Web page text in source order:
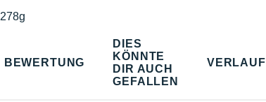
278g
BEWERTUNG
DIES
KÖNNTE
DIR AUCH
GEFALLEN
VERLAUF